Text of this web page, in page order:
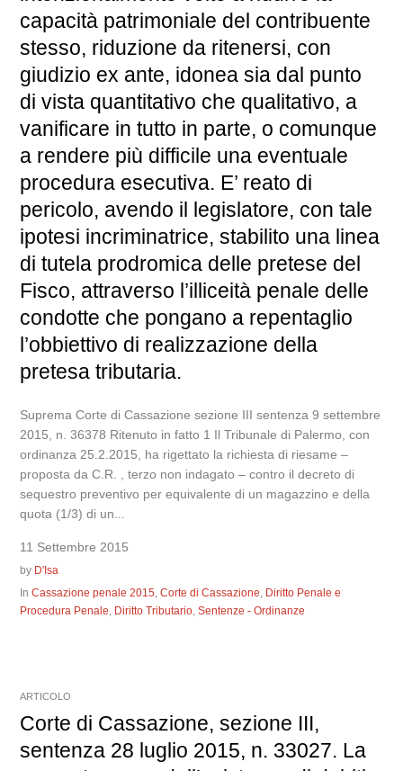
capacità patrimoniale del contribuente
stesso, riduzione da ritenersi, con
giudizio ex ante, idonea sia dal punto
di vista quantitativo che qualitativo, a
vanificare in tutto in parte, o comunque
a rendere più difficile una eventuale
procedura esecutiva. E’ reato di
pericolo, avendo il legislatore, con tale
ipotesi incriminatrice, stabilito una linea
di tutela prodromica delle pretese del
Fisco, attraverso l’illiceità penale delle
condotte che pongano a repentaglio
l’obbiettivo di realizzazione della
pretesa tributaria.
Suprema Corte di Cassazione sezione III sentenza 9 settembre
2015, n. 36378 Ritenuto in fatto 1 Il Tribunale di Palermo, con
ordinanza 25.2.2015, ha rigettato la richiesta di riesame –
proposta da C.R. , terzo non indagato – contro il decreto di
sequestro preventivo per equivalente di un magazzino e della
quota (1/3) di un...
11 Settembre 2015
by D'Isa
InCassazione penale 2015,Corte di Cassazione, Diritto Penale e
Procedura Penale, Diritto Tributario,Sentenze - Ordinanze
ARTICOLO
Corte di Cassazione, sezione III,
sentenza 28 luglio 2015, n. 33027. La